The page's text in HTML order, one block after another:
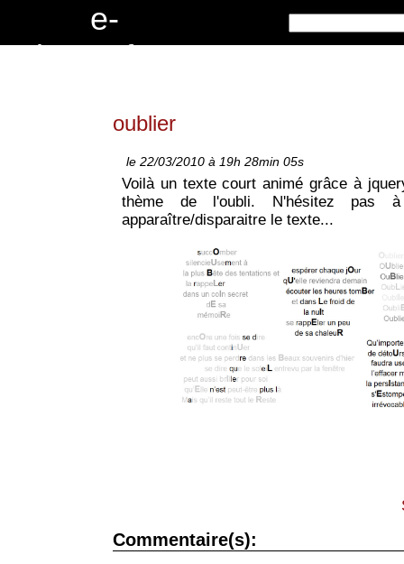
e-
critures.fr
oublier
le 22/03/2010 à 19h 28min 05s
Voilà un texte court animé grâce à
thème de l'oubli. N'hésitez pas
apparaître/disparaitre le texte...
Commentaire(s):